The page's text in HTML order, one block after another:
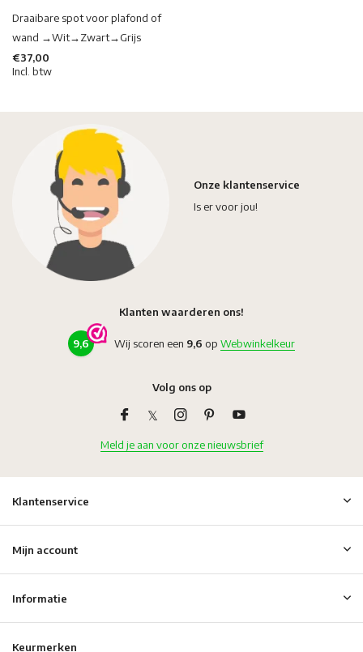
Draaibare spot voor plafond of
wand →Wit→Zwart→Grijs
€37,00
Incl. btw
Onze klantenservice
Is er voor jou!
Klanten waarderen ons!
9,6 Wij scoren een 9,6 op Webwinkelkeur
Volg ons op
Meld je aan voor onze nieuwsbrief
Klantenservice
Mijn account
Informatie
Keurmerken